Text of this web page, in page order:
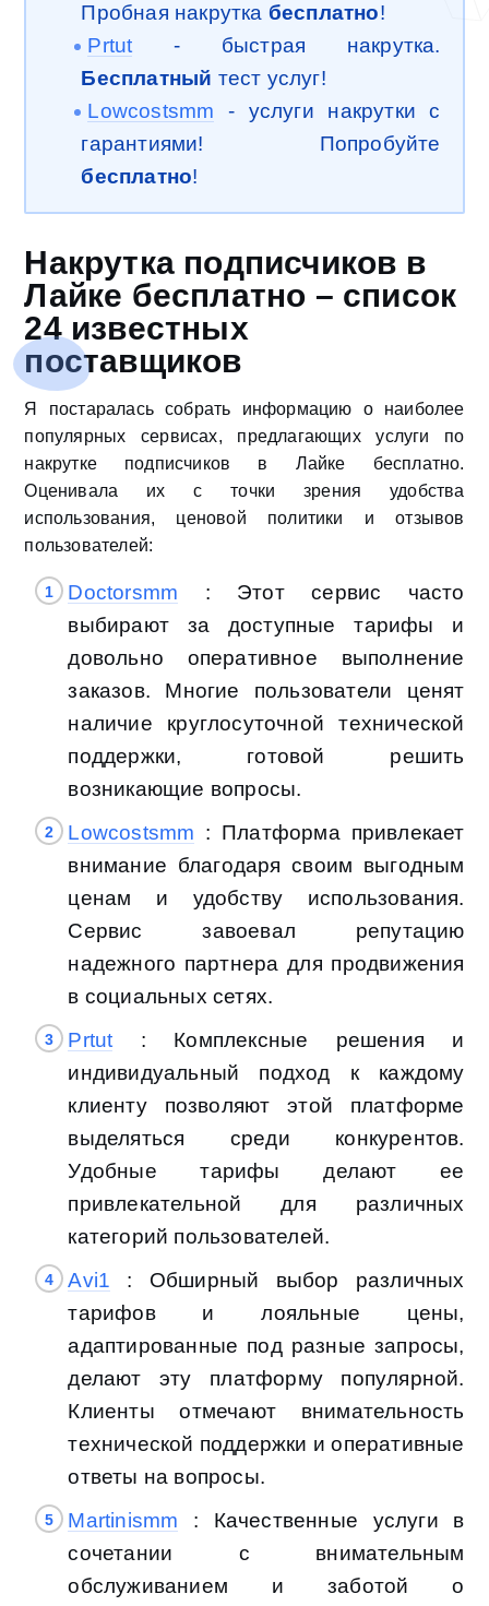
Пробная накрутка бесплатно!
Prtut - быстрая накрутка.
Бесплатный тест услуг!
Lowcostsmm - услуги накрутки с
гарантиями! Попробуйте
бесплатно!
Накрутка подписчиков в
Лайке бесплатно – список
24 известных
поставщиков
Я постаралась собрать информацию о наиболее
популярных сервисах, предлагающих услуги по
накрутке подписчиков в Лайке бесплатно.
Оценивала их с точки зрения удобства
использования, ценовой политики и отзывов
пользователей:
Doctorsmm : Этот сервис часто
выбирают за доступные тарифы и
довольно оперативное выполнение
заказов. Многие пользователи ценят
наличие круглосуточной технической
поддержки, готовой решить
возникающие вопросы.
Lowcostsmm : Платформа привлекает
внимание благодаря своим выгодным
ценам и удобству использования.
Сервис завоевал репутацию
надежного партнера для продвижения
в социальных сетях.
Prtut: Комплексные решения и
индивидуальный подход к каждому
клиенту позволяют этой платформе
выделяться среди конкурентов.
Удобные тарифы делают ее
привлекательной для различных
категорий пользователей.
Avi1 : Обширный выбор различных
тарифов и лояльные цены,
адаптированные под разные запросы,
делают эту платформу популярной.
Клиенты отмечают внимательность
технической поддержки и оперативные
ответы на вопросы.
Martinismm : Качественные услуги в
сочетании с внимательным
обслуживанием и заботой о